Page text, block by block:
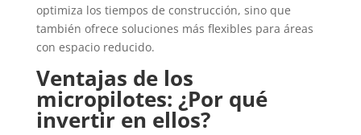
optimiza los tiempos de construcción, sino que
también ofrece soluciones más flexibles para áreas
con espacio reducido.
Ventajas de los
micropilotes: ¿Por qué
invertir en ellos?